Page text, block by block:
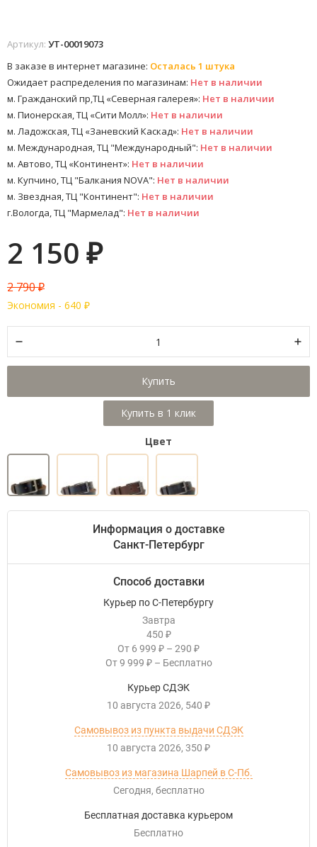
Артикул: УТ-00019073
В заказе в интернет магазине: Осталась 1 штука
Ожидает распределения по магазинам: Нет в наличии
м. Гражданский пр,ТЦ «Северная галерея»: Нет в наличии
м. Пионерская, ТЦ «Сити Молл»: Нет в наличии
м. Ладожская, ТЦ «Заневский Каскад»: Нет в наличии
м. Международная, ТЦ "Международный": Нет в наличии
м. Автово, ТЦ «Континент»: Нет в наличии
м. Купчино, ТЦ "Балкания NOVA": Нет в наличии
м. Звездная, ТЦ "Континент": Нет в наличии
г.Вологда, ТЦ "Мармелад": Нет в наличии
2 150 ₽
2 790₽
Экономия - 640 ₽
Купить
Цвет
Информация о доставке
Санкт-Петербург
Способ доставки
Курьер по С-Петербургу
Завтра
450 ₽
От 6 999 ₽ – 290 ₽
От 9 999 ₽ – Бесплатно
Курьер СДЭК
10 августа 2026 540 ₽
Самовывоз из пункта выдачи СДЭК
10 августа 2026 350 ₽
Самовывоз из магазина Шарпей в С-Пб.
Сегодня
Бесплатно
Бесплатная доставка курьером
Бесплатно